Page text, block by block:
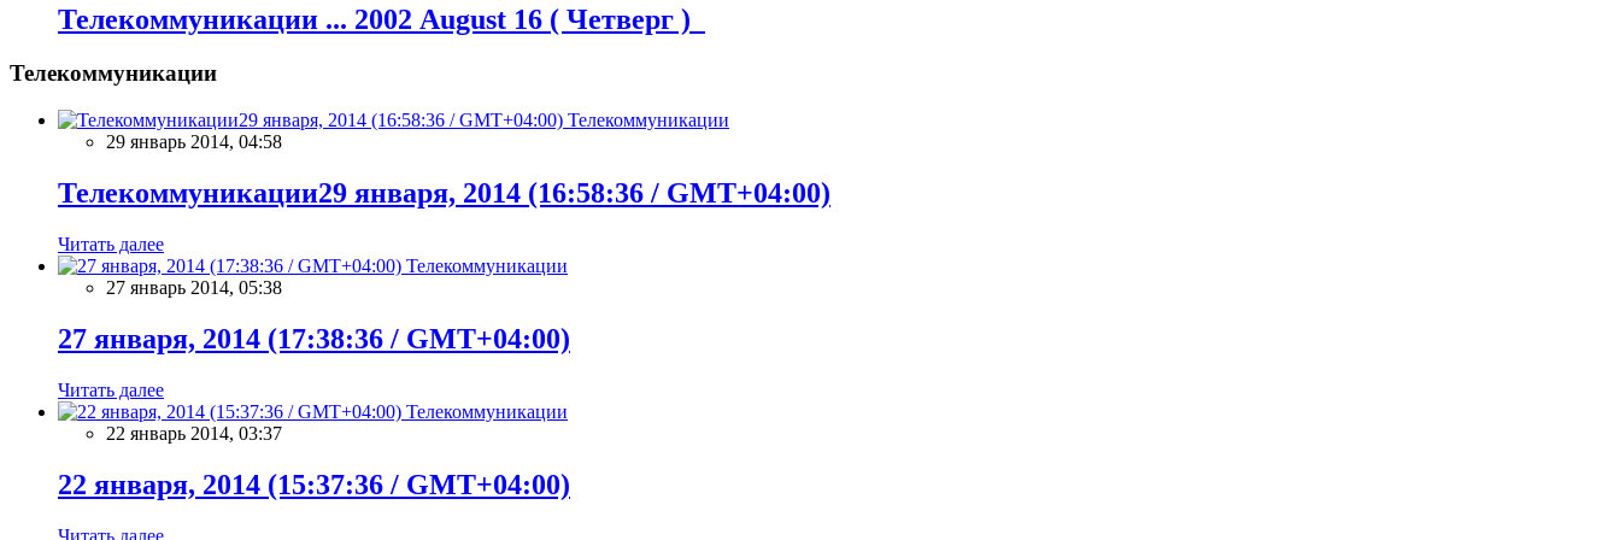
Телекоммуникации ... 2002 August 16 ( Четверг )
Телекоммуникации
Телекоммуникации
29 январь 2014, 04:58
Телекоммуникации29 января, 2014 (16:58:36 / GMT+04:00)
Читать далее
Телекоммуникации
27 январь 2014, 05:38
27 января, 2014 (17:38:36 / GMT+04:00)
Читать далее
Телекоммуникации
22 январь 2014, 03:37
22 января, 2014 (15:37:36 / GMT+04:00)
Читать далее